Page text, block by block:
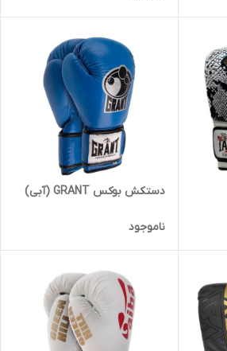
دستکش بوکس GRANT (آبی)
ناموجود